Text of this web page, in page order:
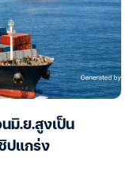
มิ.ย.สูงเป็น
ปแกร่ง